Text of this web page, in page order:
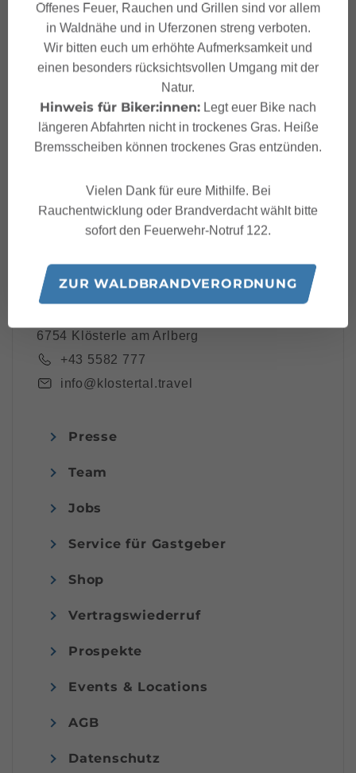
Dein Klostertal Newsle
Ich akzeptiere die Datenschutzbestimmungen
Klostertal Tourismus
6754 Klösterle am Arlberg
+43 5582 777
info@klostertal.travel
Presse
Team
Jobs
Service für Gastgeber
Shop
Vertragswiederruf
Prospekte
Events & Locations
AGB
Datenschutz
Offenes Feuer, Rauchen und Grillen sind vor allem
in Waldnähe und in Uferzonen streng verboten.
Wir bitten euch um erhöhte Aufmerksamkeit und
einen besonders rücksichtsvollen Umgang mit der
Natur.
Hinweis für Biker:innen: Legt euer Bike nach
längeren Abfahrten nicht in trockenes Gras. Heiße
Bremsscheiben können trockenes Gras entzünden.
Vielen Dank für eure Mithilfe. Bei
Rauchentwicklung oder Brandverdacht wählt bitte
sofort den Feuerwehr-Notruf 122.
ZUR WALDBRANDVERORDNUNG